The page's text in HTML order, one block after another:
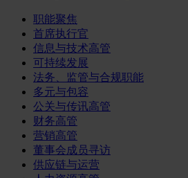
职能聚焦
首席执行官
信息与技术高管
可持续发展
法务、监管与合规职能
多元与包容
公关与传讯高管
财务高管
营销高管
董事会成员寻访
供应链与运营